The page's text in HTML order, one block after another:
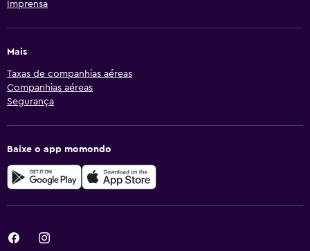
Imprensa
Mais
Taxas de companhias aéreas
Companhias aéreas
Segurança
Baixe o app momondo